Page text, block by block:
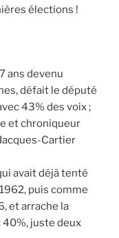
élections !
ans devenu
défait le député
43% des voix ;
et chroniqueur
Cartier
avait déjà tenté
puis comme
et arrache la
juste deux